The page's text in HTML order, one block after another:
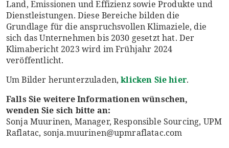
Land, Emissionen und Effizienz sowie Produkte und
Dienstleistungen. Diese Bereiche bilden die
Grundlage für die anspruchsvollen Klimaziele, die
sich das Unternehmen bis 2030 gesetzt hat. Der
Klimabericht 2023 wird im Frühjahr 2024
veröffentlicht.
Um Bilder herunterzuladen,klicken Sie hier.
Falls Sie weitere Informationen wünschen,
wenden Sie sich bitte an:
Sonja Muurinen, Manager, Responsible Sourcing, UPM
Raflatac, sonja.muurinen@upmraflatac.com